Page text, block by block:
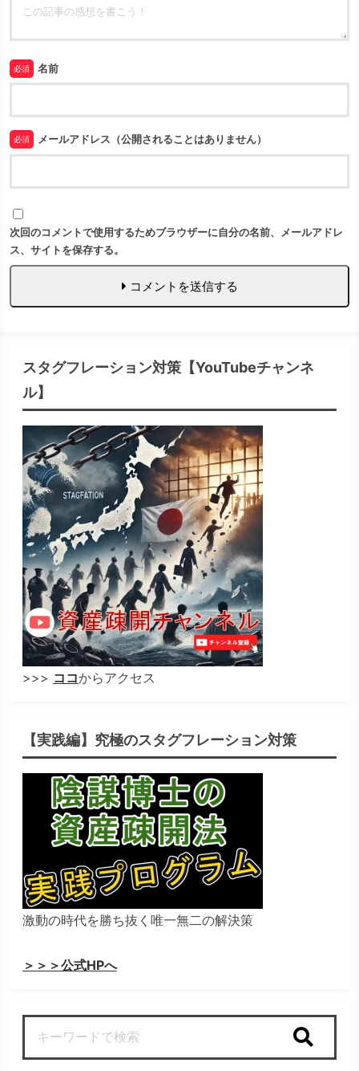
必須 名前
必須 メールアドレス（公開されることはありません）
次回のコメントで使用するためブラウザーに自分の名前、メールアドレ
ス、サイトを保存する。
コメントを送信する
スタグフレーション対策【YouTubeチャンネ
ル】
>>> ココからアクセス
【実践編】究極のスタグフレーション対策
激動の時代を勝ち抜く唯一無二の解決策
＞＞＞公式HPへ